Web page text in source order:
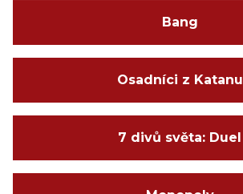
Bang
Osadníci z Katanu
7 divů světa: Duel